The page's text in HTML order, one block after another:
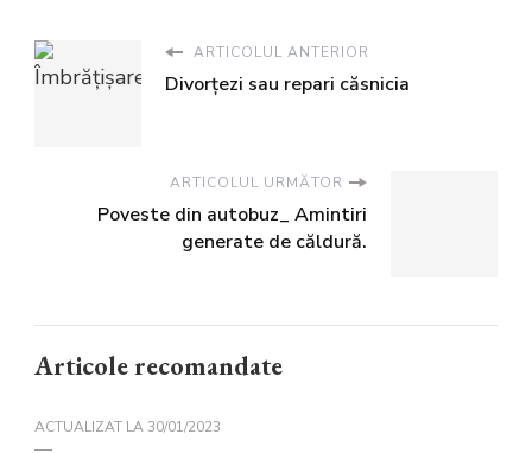
ARTICOLUL ANTERIOR
Divorţezi sau repari căsnicia
ARTICOLUL URMĂTOR
Poveste din autobuz_ Amintiri
generate de căldură.
Articole recomandate
ACTUALIZAT LA 30/01/2023